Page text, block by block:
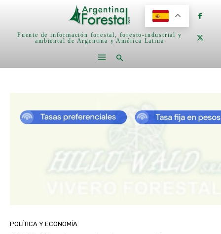
Fuente de información forestal, foresto-industrial y
ambiental de Argentina y América Latina
POLÍTICA Y ECONOMÍA